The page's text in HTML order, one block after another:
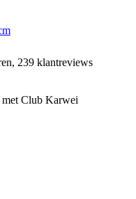
239 klantreviews
Club Karwei